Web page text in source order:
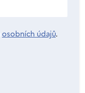
osobních údajů.